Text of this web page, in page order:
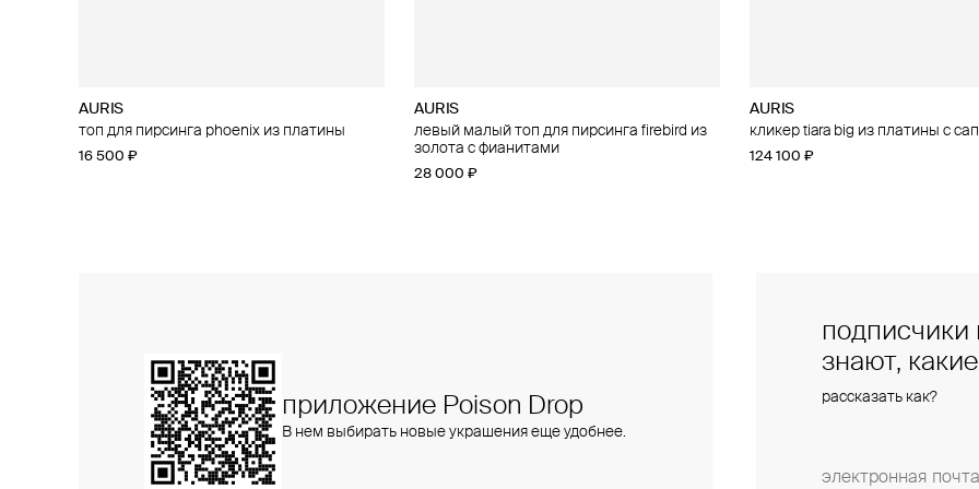
AURIS
топ для пирсинга phoenix из платины
16 500 ₽
AURIS
левый малый топ для пирсинга firebird из
золота с фианитами
28 000 ₽
AURIS
кликер tiara big из платины с
124 100 ₽
AURIS
малый топ для пирсинга flower из платины
с бриллиантами
AURIS
большой топ для пирсинга threeleaf из
золота с бриллиантами
25 800 ₽
AURIS
малый топ для пирсинга
15 400 ₽
подписчики
знают,
рассказать как?
приложение Poison Drop
В нем выбирать новые украшения еще удобнее.